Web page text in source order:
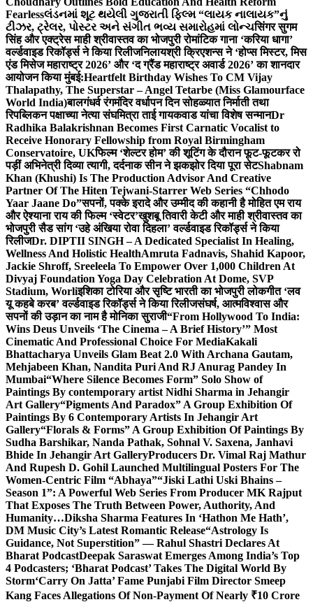
Fearlessલંડનમાં શૂટ થયેલી ગુજરાતી ફિલ્મ “લાયક નાલાયક”નું
ટીઝર, ટ્રેલર, પોસ્ટર અને સંગીત ભવ્ય સમારોહમાં લોન્ચसिंगर सुगम
सिंह और एक्ट्रेस माही श्रीवास्तव का भोजपुरी रोमांटिक गाना ‘करिया धागा’
वर्ल्डवाइड रिकॉर्ड्स ने किया रिलीजनिलायश्री क्रिएशन्स ने ‘होप्स मिस्टर, मिस
एंड मिसेज महाराष्ट्र 2026’ और ‘द ग्रैंड महाराष्ट्र अवार्ड 2026’ का शानदार
आयोजन किया मुंबई:Heartfelt Birthday Wishes To CM Vijay
Thalapathy, The Superstar – Angel Tetarbe (Miss Glamourface
World India)बालगंधर्व रंगमंदिर वर्धापन दिन सोहळ्यात निर्माती तथा
रिपब्लिकन पक्षाच्या नेत्या संघमित्रा ताई गायकवाड यांचा विशेष सन्मानDr
Radhika Balakrishnan Becomes First Carnatic Vocalist to
Receive Honorary Fellowship from Royal Birmingham
Conservatoire, UKफिल्म ‘शेल्टर होम’ की शूटिंग के दौरान फूट-फूटकर रो
पड़ीं अभिनेत्री दिव्या त्यागी, दर्दनाक सीन ने झकझोर दिया पूरा सेटShabnam
Khan (Khushi) Is The Production Advisor And Creative
Partner Of The Hiten Tejwani-Starrer Web Series “Chhodo
Yaar Jaane Do”सपनों, पक्के इरादे और उम्मीद की कहानी है मोहित एम राय
और ऐश्याना राय की फिल्म ‘स्वेटर’खुशबू तिवारी केटी और माही श्रीवास्तव का
भोजपुरी सैड सांग ‘उहे अंखिया रोवा दिहला’ वर्ल्डवाइड रिकॉर्ड्स ने किया
रिलीजDr. DIPTII SINGH – A Dedicated Specialist In Healing,
Wellness And Holistic HealthAmruta Fadnavis, Shahid Kapoor,
Jackie Shroff, Sreeleela To Empower Over 1,000 Children At
Divyaj Foundation Yoga Day Celebration At Dome, SVP
Stadium, Worliइशिका टोरिया और सृष्टि भारती का भोजपुरी लोकगीत ‘लव
यू कहबे करब’ वर्ल्डवाइड रिकॉर्ड्स ने किया रिलीजसंघर्ष, आत्मविश्वास और
सपनों की उड़ान का नाम है मोनिका सुराजी“From Hollywood To India:
Wins Deus Unveils ‘The Cinema – A Brief History’” Most
Cinematic And Professional Choice For MediaKakali
Bhattacharya Unveils Glam Beat 2.0 With Archana Gautam,
Mehjabeen Khan, Nandita Puri And RJ Anurag Pandey In
Mumbai“Where Silence Becomes Form” Solo Show of
Paintings By contemporary artist Nidhi Sharma in Jehangir
Art Gallery“Pigments And Paradox” A Group Exhibition Of
Paintings By 6 Contemporary Artists In Jehangir Art
Gallery“Florals & Forms” A Group Exhibition Of Paintings By
Sudha Barshikar, Nanda Pathak, Sohnal V. Saxena, Janhavi
Bhide In Jehangir Art GalleryProducers Dr. Vimal Raj Mathur
And Rupesh D. Gohil Launched Multilingual Posters For The
Women-Centric Film “Abhaya”“Jiski Lathi Uski Bhains –
Season 1”: A Powerful Web Series From Producer MK Rajput
That Exposes The Truth Between Power, Authority, And
Humanity…Diksha Sharma Features In ‘Hathon Me Hath’,
DM Music City’s Latest Romantic Release“Astrology Is
Guidance, Not Superstition” — Rahul Shastri Declares At
Bharat PodcastDeepak Saraswat Emerges Among India’s Top
4 Podcasters; ‘Bharat Podcast’ Takes The Digital World By
Storm‘Carry On Jatta’ Fame Punjabi Film Director Smeep
Kang Faces Allegations Of Non-Payment Of Nearly ₹10 Crore